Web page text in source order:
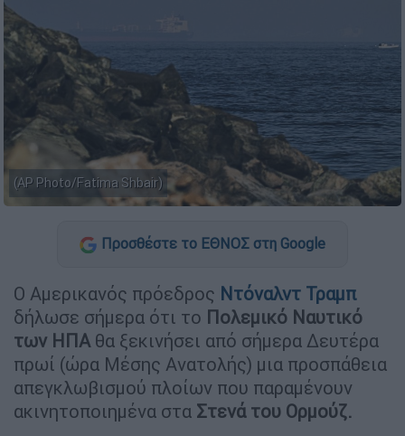
(AP Photo/Fatima Shbair)
Προσθέστε το ΕΘΝΟΣ στη Google
Ο Αμερικανός πρόεδρος Ντόναλντ Τραμπ
δήλωσε σήμερα ότι το Πολεμικό Ναυτικό
των ΗΠΑ θα ξεκινήσει από σήμερα Δευτέρα
πρωί (ώρα Μέσης Ανατολής) μια προσπάθεια
απεγκλωβισμού πλοίων που παραμένουν
ακινητοποιημένα στα Στενά του Ορμούζ.